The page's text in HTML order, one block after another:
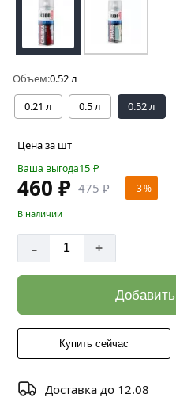
Объем:0.52 л
0.21 л
0.5 л 0.52 л
Цена за шт
Ваша выгода15 ₽
460 ₽ 475 ₽ - 3 %
В наличии
- +
Купить сейчас
Доставка до 12.08